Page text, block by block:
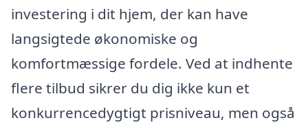
investering i dit hjem, der kan have
langsigtede økonomiske og
komfortmæssige fordele. Ved at indhente
flere tilbud sikrer du dig ikke kun et
konkurrencedygtigt prisniveau, men også